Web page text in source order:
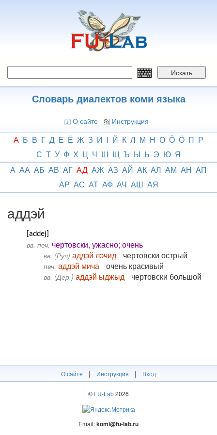
Искать
Словарь диалектов коми языка
О сайте Инструкция
А Б В Г Д Е Ё Ж З И І Й К Л М Н О Ô Ӧ П Р
С Т У Ф Х Ц Ч Ш Щ Ъ Ы Ь Э Ю Я
А АА АБ АВ АГ АД АЖ АЗ АЙ АК АЛ АМ АН АП
АР АС АТ АФ АЧ АШ АЯ
аддэй
[addej]
вв. печ. чертовски, ужасно; очень
вв. (Руч) аддэй лэчид чертовски острый
печ. аддэй мича очень красивый
вв. (Дер.) аддэй ыджыд чертовски большой
О сайте | Инструкция | Вход
© FU-Lab2026
Email:komi@fu-lab.ru